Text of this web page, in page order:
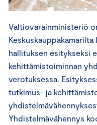
Valtiovarainministeriö
hallituksen esitykseksi
kehittämistoiminnan
verotuksessa.
tutkimus- ja
Yhdistelmävähennys